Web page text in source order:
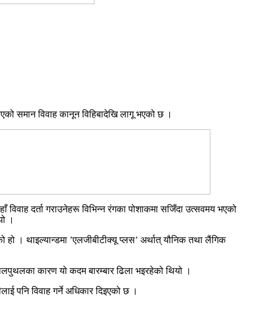
समान विवाह कानून विहिबादेखि लागू भएको छ ।
दर्ता गराउनेहरू विभिन्न रंगका पोशाकमा सजिँदा उत्सवमय भएको
।
। थाइल्यान्डमा ’एलजीबीटीक्यू प्लस’ अर्थात् यौनिक तथा लैंगिक
कारण यो कदम बारम्बार ढिला भइरहेको थियो ।
पनि विवाह गर्ने अधिकार दिइएको छ ।